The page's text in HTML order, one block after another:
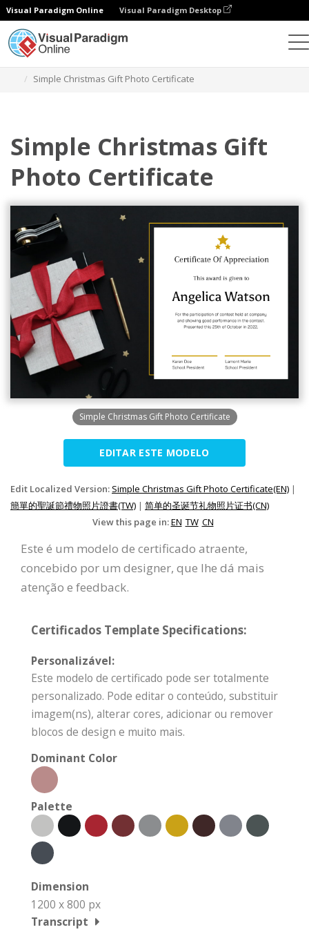
Visual Paradigm Online Visual Paradigm Desktop
Simple Christmas Gift Photo Certificate
Simple Christmas Gift
Photo Certificate
Simple Christmas Gift Photo Certificate
EDITAR ESTE MODELO
Edit Localized Version: Simple Christmas Gift Photo Certificate(EN) |
簡單的聖誕節禮物照片證書(TW) | 简单的圣诞节礼物照片证书(CN)
View this page in:EN TW CN
Este é um modelo de certificado atraente,
concebido por um designer, que lhe dá mais
atenção e feedback.
Certificados Template Specifications:
Personalizável:
Este modelo de certificado pode ser totalmente
personalizado. Pode editar o conteúdo, substituir
imagem(ns), alterar cores, adicionar ou remover
blocos de design e muito mais.
Dominant Color
Palette
Dimension
1200 x 800 px
Transcript